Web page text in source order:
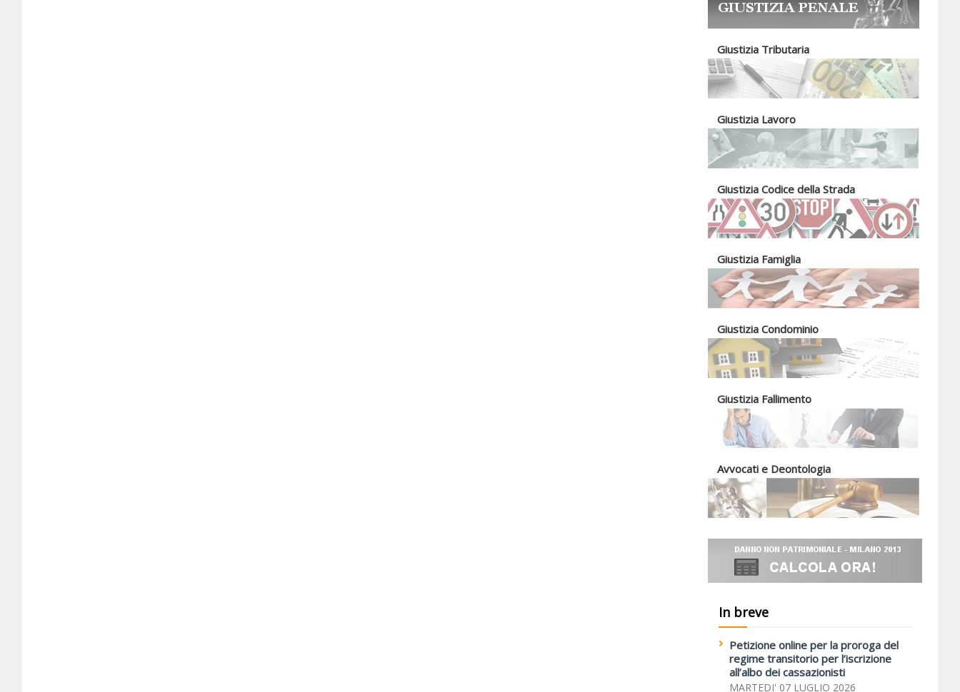
Giustizia Tributaria
Giustizia Lavoro
Giustizia Codice della Strada
Giustizia Famiglia
Giustizia Condominio
Giustizia Fallimento
Avvocati e Deontologia
In breve
Petizione online per la proroga del
regime transitorio per l’iscrizione
all’albo dei cassazionisti
MARTEDI' 07 LUGLIO 2026